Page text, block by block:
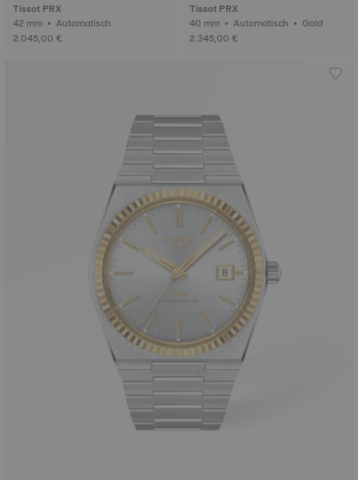
Tissot PRX
42 mm • Automatisch
2.045,00 €
Tissot PRX
40 mm • Automatisch • Gold
2.345,00 €